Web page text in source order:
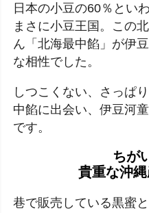
日本の小豆の60％とい
まさに小豆王国。この
ん「北海最中餡」が伊
な相性でした。
しつこくない、さっぱ
中餡に出会い、伊豆河
です。
ちが
貴重な沖
巷で販売している黒蜜